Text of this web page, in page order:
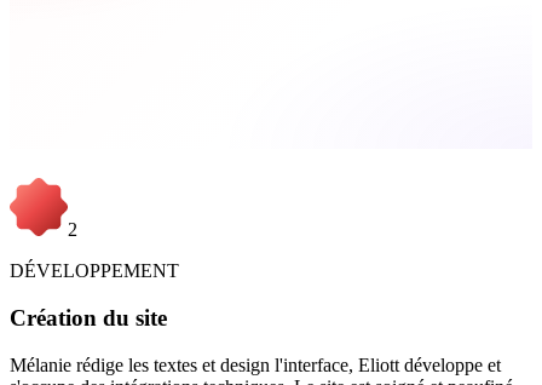
2
DÉVELOPPEMENT
Création du site
Mélanie rédige les textes et design l'interface, Eliott développe et